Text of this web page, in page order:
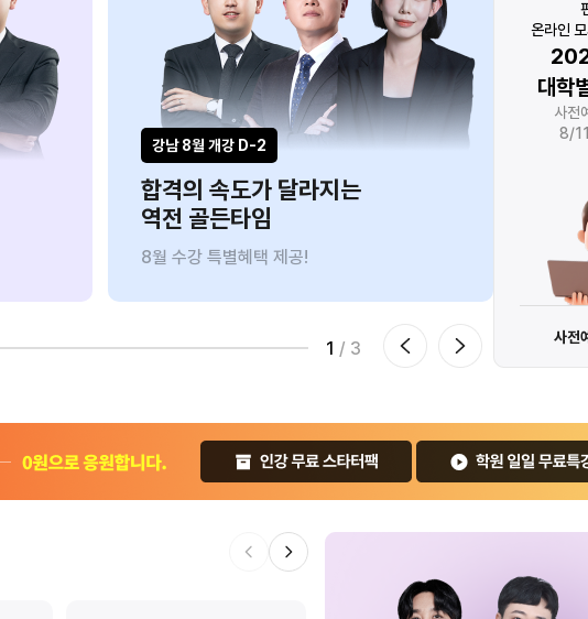
강남 8월 개강 D-2
합격의 속도가 달라지는
역전 골든타임
8월 수강 특별혜택 제공!
인
9
8/10(
1 / 3
김재연 선생님의
28대비 시작반 개강
수강료 50%&프리즌 100% 지원!
지금 앞서나가고 싶다면
달려야 한다.
0원으로 약점 보완
자연계 스팀Pack
기간한정 무료배포
8/18(화) 까지만
0원으로 수강하기
온라인
대학
사전
8/
사전